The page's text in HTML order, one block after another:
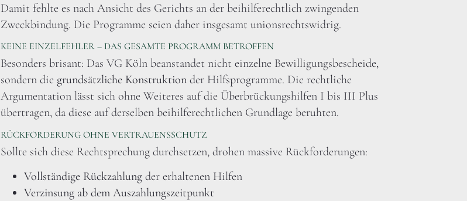
Damit fehlte es nach Ansicht des Gerichts an der beihilferechtlich zwingenden
Zweckbindung. Die Programme seien daher insgesamt unionsrechtswidrig.
KEINE EINZELFEHLER – DAS GESAMTE PROGRAMM BETROFFEN
Besonders brisant: Das VG Köln beanstandet nicht einzelne Bewilligungsbescheide,
sondern die grundsätzliche Konstruktionder Hilfsprogramme. Die rechtliche
Argumentation lässt sich ohne Weiteres auf die Überbrückungshilfen I bis III Plus
übertragen, da diese auf derselben beihilferechtlichen Grundlage beruhten.
RÜCKFORDERUNG OHNE VERTRAUENSSCHUTZ
Sollte sich diese Rechtsprechung durchsetzen, drohen massive Rückforderungen:
Vollständige Rückzahlungder erhaltenen Hilfen
Verzinsung ab dem Auszahlungszeitpunkt